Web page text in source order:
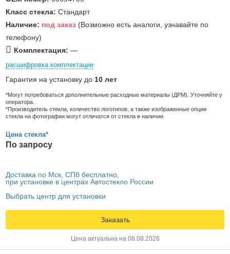
Класс стекла: Стандарт
Наличие: под заказ (Возможно есть аналоги, узнавайте по
телефону)
Комплектация: —
расшифровка комплектации
Гарантия на установку до 10 лет
*Могут потребоваться дополнительные расходные материалы (ДРМ). Уточняйте у
оператора.
*Производитель стекла, количество логотипов, а также изображенные опции
стекла на фотографии могут отличатся от стекла в наличии.
Цена стекла*
По запросу
Доставка по Мск, СПб бесплатно,
при установке в центрах Автостекло России
Выбрать центр для установки
Заказать
Цена актуальна на 08.08.2026